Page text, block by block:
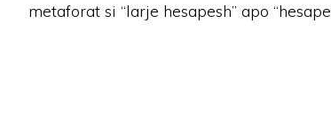
metaforat si “larje hesapesh” apo